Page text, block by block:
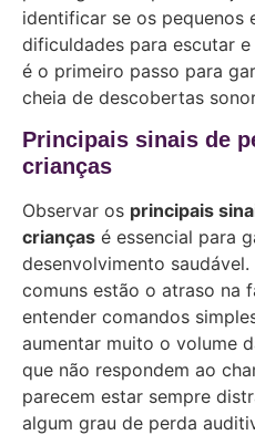
identificar se os pequenos
dificuldades para escutar
é o primeiro passo para
cheia de descobertas
Principais sinais de
crianças
Observar os principais
crianças é essencial para
desenvolvimento
comuns estão o atraso na
entender comandos
aumentar muito o volume
que não respondem ao
parecem estar sempre
algum grau de perda